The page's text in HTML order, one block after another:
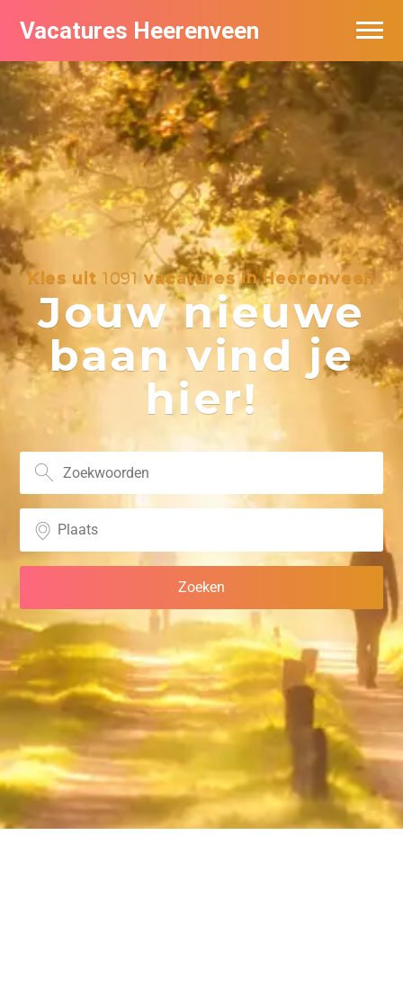
Vacatures Heerenveen
Kies uit 1091 vacatures in Heerenveen
Jouw nieuwe
baan vind je
hier!
Vacatures per bedrijf
De populairste vacatures in Heerenveen
Nieuwsbrief feed